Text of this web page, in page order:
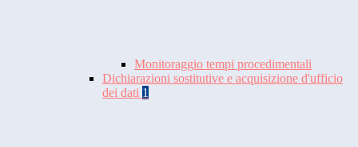
Monitoraggio tempi procedimentali
Dichiarazioni sostitutive e acquisizione d'ufficio
dei dati 1